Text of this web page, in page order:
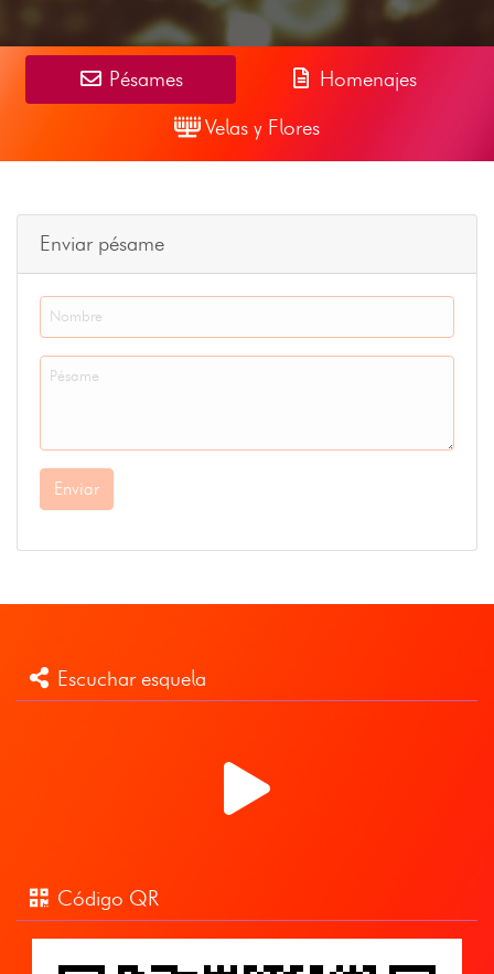
Pésames
Homenajes
Velas y Flores
Enviar pésame
Enviar
Escuchar esquela
Código QR